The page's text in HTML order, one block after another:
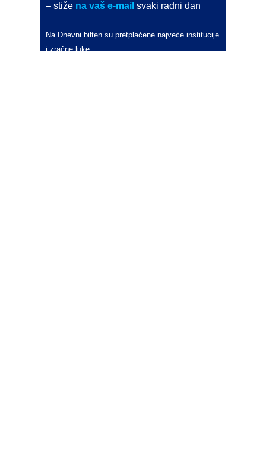
– stiže na vaš e-mail svaki radni dan
Na Dnevni bilten su pretplaćene najveće institucije
i zračne luke